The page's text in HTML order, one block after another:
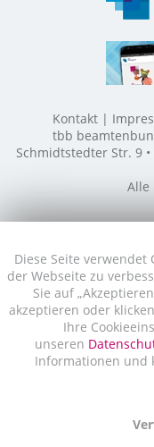
Diese Seite
der Webseite zu
Sie auf
akzeptieren oder
Ihre
unseren
Informationen und
Kontakt
tbb
Schmidtstedter Str. 9 •
Alle